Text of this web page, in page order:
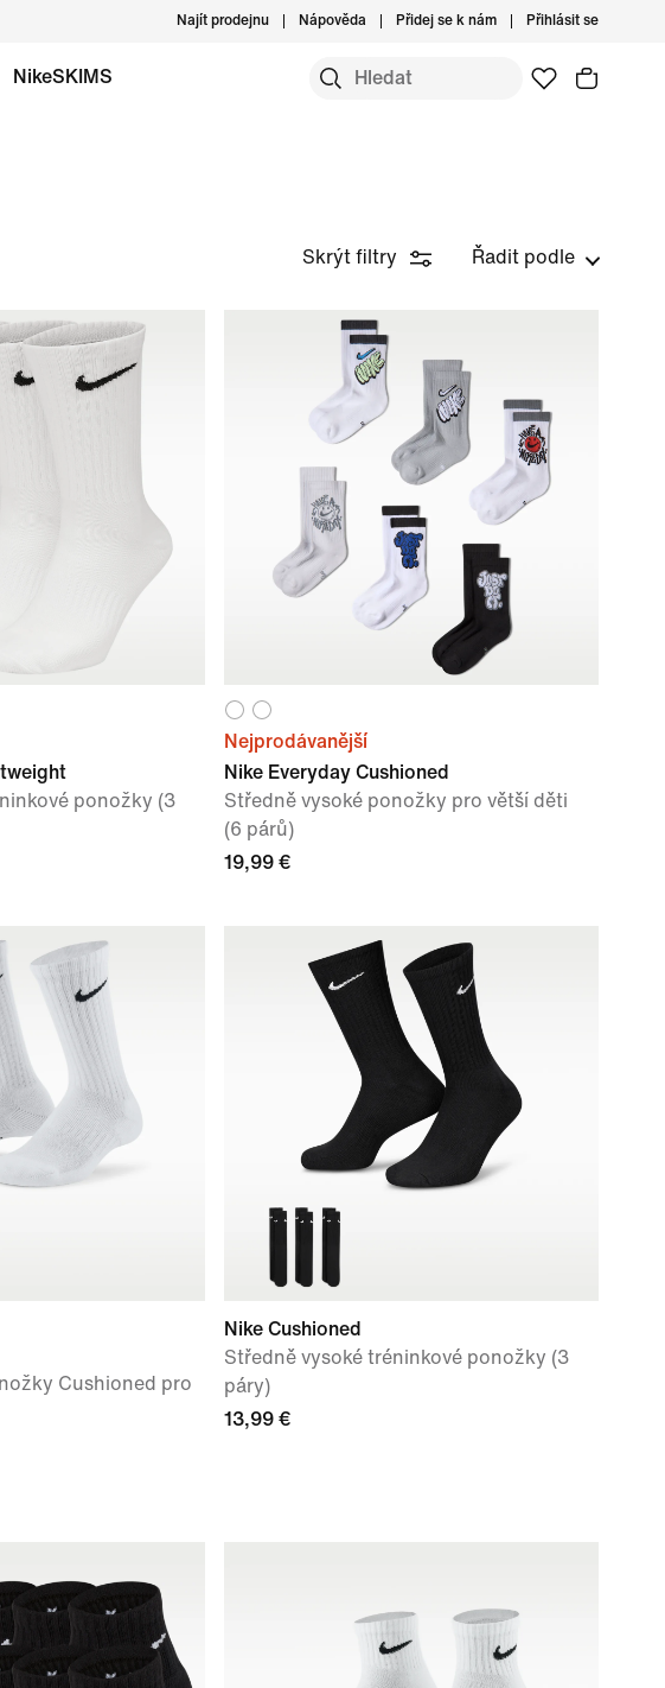
Najít prodejnu Nápověda Přidej se k nám Přihlásit se
NikeSKIMS
Skrýt filtry Řadit podle
ponožky (3
Nejprodávanější
Nike Everyday Cushioned
Středně vysoké ponožky pro větší děti
(6 párů)
19,99 €
Cushioned pro
Nike Cushioned
Středně vysoké tréninkové ponožky (3
páry)
13,99 €